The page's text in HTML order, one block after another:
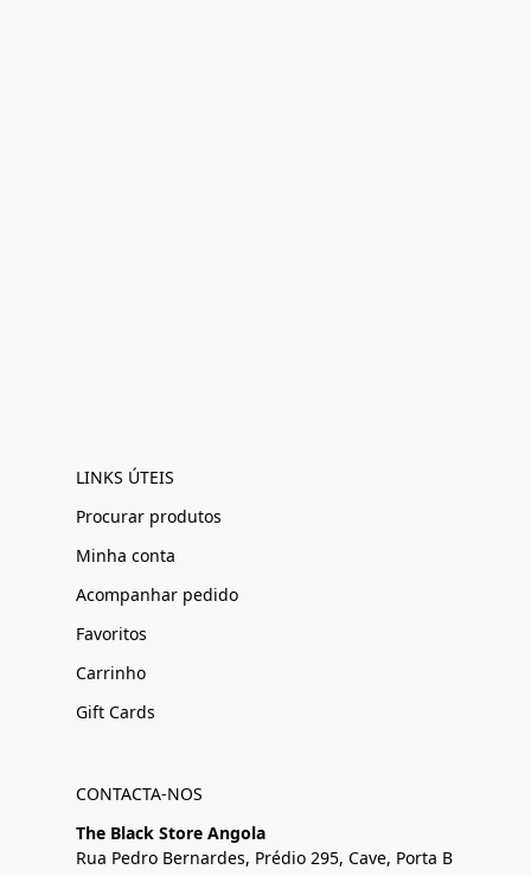
LINKS ÚTEIS
Procurar produtos
Minha conta
Acompanhar pedido
Favoritos
Carrinho
Gift Cards
CONTACTA-NOS
The Black Store Angola
Rua Pedro Bernardes, Prédio 295, Cave, Porta B